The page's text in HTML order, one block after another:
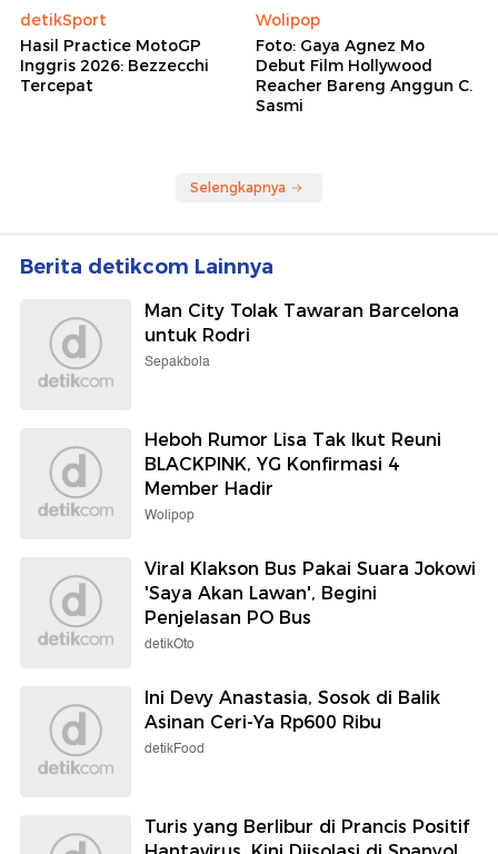
detikSport
Hasil Practice MotoGP
Inggris 2026: Bezzecchi
Tercepat
Wolipop
Foto: Gaya Agnez Mo
Debut Film Hollywood
Reacher Bareng Anggun C.
Sasmi
Selengkapnya
Berita detikcom Lainnya
Man City Tolak Tawaran Barcelona
untuk Rodri
Sepakbola
Heboh Rumor Lisa Tak Ikut Reuni
BLACKPINK, YG Konfirmasi 4
Member Hadir
Wolipop
Viral Klakson Bus Pakai Suara Jokowi
'Saya Akan Lawan', Begini
Penjelasan PO Bus
detikOto
Ini Devy Anastasia, Sosok di Balik
Asinan Ceri-Ya Rp600 Ribu
detikFood
Turis yang Berlibur di Prancis Positif